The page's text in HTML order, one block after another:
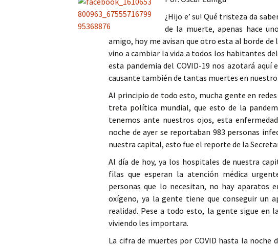
Columna
Opinión
¿Hijo e’ su! Qué tristeza da
de la muerte, apenas hace
amigo, hoy me avisan que otro esta al borde
vino a cambiar la vida a todos los habitantes del
esta pandemia del COVID-19 nos azotará
causante también de tantas muertes en
Al principio de todo esto, mucha gente en
treta política mundial, que esto de la
tenemos ante nuestros ojos, esta
noche de ayer se reportaban 983 personas
nuestra capital, esto fue el reporte de la
Al día de hoy, ya los hospitales de nuestra
filas que esperan la atención médica
personas que lo necesitan, no hay aparatos
oxígeno, ya la gente tiene que conseguir un
realidad. Pese a todo esto, la gente sigue en
viviendo les importara.
La cifra de muertes por COVID hasta la noche